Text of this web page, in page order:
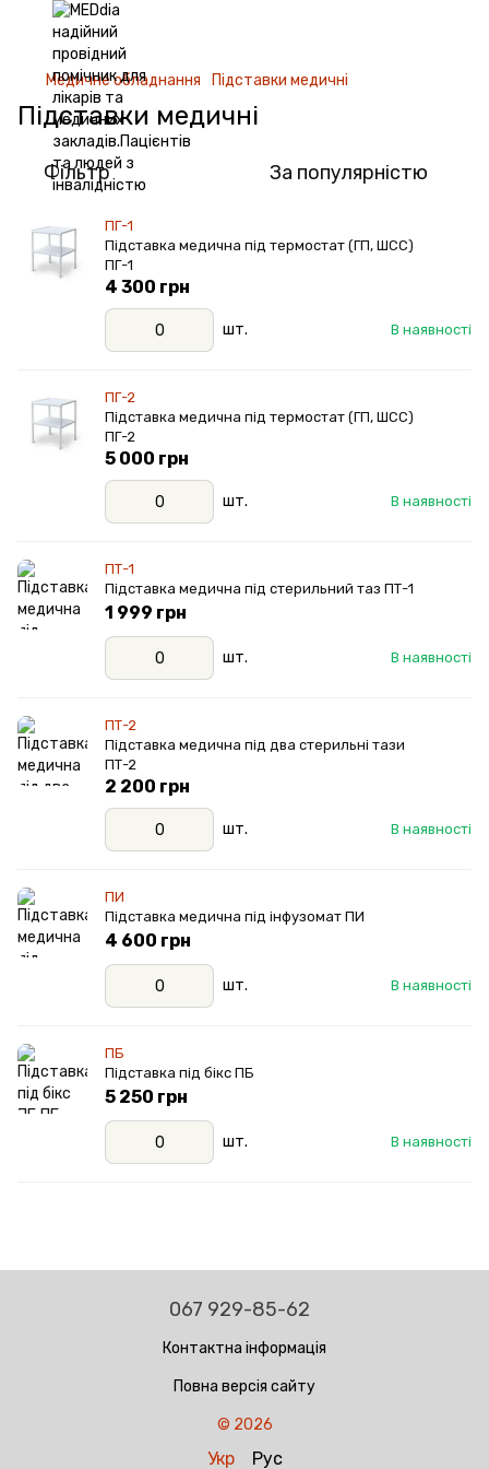
Медичне обладнання Підставки медичні
Підставки медичні
Фільтр За популярністю
ПГ-1
Підставка медична під термостат (ГП, ШСС)
ПГ-1
В наявності
4 300 грн
шт.
ПГ-2
Підставка медична під термостат (ГП, ШСС)
ПГ-2
В наявності
5 000 грн
шт.
ПТ-1
Підставка медична під стерильний таз ПТ-1
В наявності
1 999 грн
шт.
ПТ-2
Підставка медична під два стерильні тази
ПТ-2
В наявності
2 200 грн
шт.
ПИ
Підставка медична під інфузомат ПИ
В наявності
4 600 грн
шт.
ПБ
Підставка під бікс ПБ
В наявності
5 250 грн
шт.
067 929-85-62
Контактна інформація
Повна версія сайту
© 2026
Укр Рус